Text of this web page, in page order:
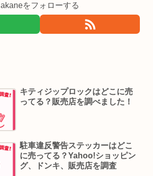
akaneをフォローする
キティジップロックはどこに売
ってる？販売店を調べました！
駐車違反警告ステッカーはどこ
に売ってる？Yahoo!ショッピン
グ、ドンキ、販売店を調査